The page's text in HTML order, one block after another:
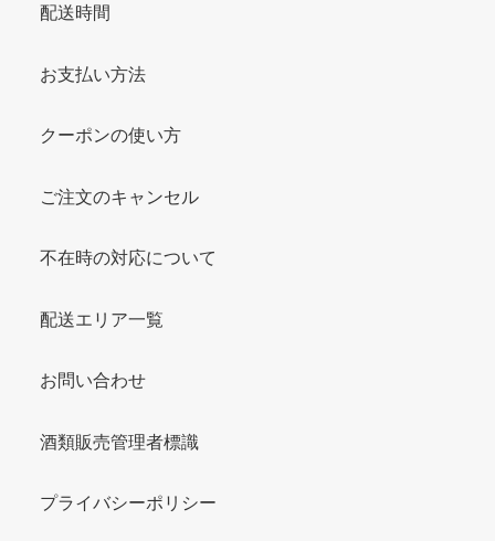
配送時間
お支払い方法
クーポンの使い方
ご注文のキャンセル
不在時の対応について
配送エリア一覧
お問い合わせ
酒類販売管理者標識
プライバシーポリシー